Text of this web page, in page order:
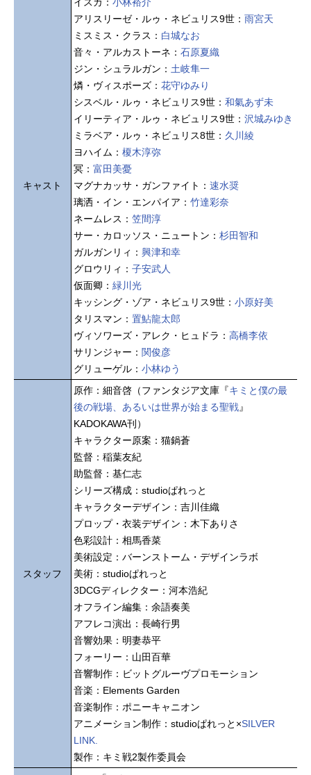
キャスト
アリスリーゼ・ルゥ・ネビュリス9世： 雨宮天
ミスミス・クラス： 白城なお
音々・アルカストーネ： 石原夏織
ジン・シュラルガン： 土岐隼一
燐・ヴィスポーズ： 花守ゆみり
シスベル・ルゥ・ネビュリス9世： 和氣あず未
イリーティア・ルゥ・ネビュリス9世： 沢城みゆき
ミラベア・ルゥ・ネビュリス8世： 久川綾
ヨハイム： 榎木淳弥
冥： 富田美憂
マグナカッサ・ガンファイト： 速水奨
璃洒・イン・エンパイア： 竹達彩奈
ネームレス： 笠間淳
サー・カロッソス・ニュートン： 杉田智和
ガルガンリィ： 興津和幸
グロウリィ： 子安武人
仮面卿： 緑川光
キッシング・ゾア・ネビュリス9世： 小原好美
タリスマン： 置鮎龍太郎
ヴィソワーズ・アレク・ヒュドラ： 高橋李依
サリンジャー： 関俊彦
グリューゲル： 小林ゆう
スタッフ
原作：細音啓（ファンタジア文庫『キミと僕の最
後の戦場、あるいは世界が始まる聖戦』
KADOKAWA刊）
キャラクター原案：猫鍋蒼
監督：稲葉友紀
助監督：基仁志
シリーズ構成：studioぱれっと
キャラクターデザイン：吉川佳織
プロップ・衣装デザイン：木下ありさ
色彩設計：相馬香菜
美術設定：バーンストーム・デザインラボ
美術：studioぱれっと
3DCGディレクター：河本浩紀
オフライン編集：余語奏美
アフレコ演出：長崎行男
音響効果：明妻恭平
フォーリー：山田百華
音響制作：ビットグルーヴプロモーション
音楽：Elements Garden
音楽制作：ポニーキャニオン
アニメーション制作：studioぱれっと×SILVER
LINK.
製作：キミ戦2製作委員会